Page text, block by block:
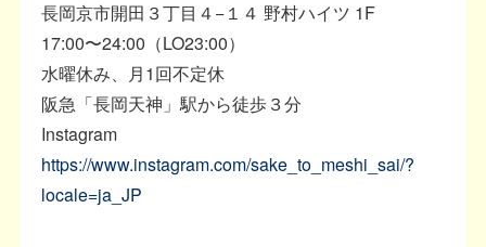
長岡京市開田３丁目４−１４ 野村ハイツ 1F
17:00〜24:00（LO23:00）
水曜休み、月1回不定休
阪急「長岡天神」駅から徒歩３分
Instagram
https://www.instagram.com/sake_to_meshi_sai/?
locale=ja_JP